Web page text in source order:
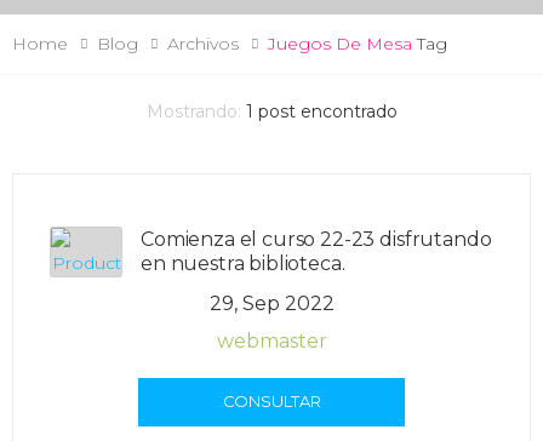
Home Blog Archivos Juegos De Mesa Tag
Mostrando: 1 post encontrado
Comienza el curso 22-23 disfrutando
en nuestra biblioteca.
29, Sep 2022
webmaster
CONSULTAR